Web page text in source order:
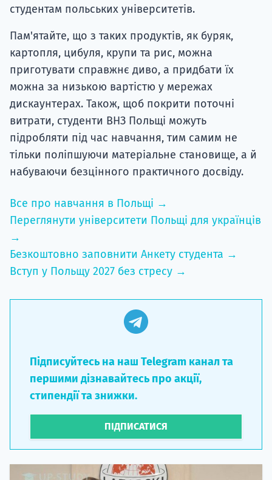
студентам польських університетів.
Пам'ятайте, що з таких продуктів, як буряк,
картопля, цибуля, крупи та рис, можна
приготувати справжнє диво, а придбати їх
можна за низькою вартістю у мережах
дискаунтерах. Також, щоб покрити поточні
витрати, студенти ВНЗ Польщі можуть
підробляти під час навчання, тим самим не
тільки поліпшуючи матеріальне становище, а й
набуваючи безцінного практичного досвіду.
Все про навчання в Польщі →
Переглянути університети Польщі для українців
→
Безкоштовно заповнити Анкету студента →
Вступ у Польщу 2027 без стресу →
Підписуйтесь на наш Telegram канал та
першими дізнавайтесь про акції,
стипендії та знижки.
ПІДПИСАТИСЯ